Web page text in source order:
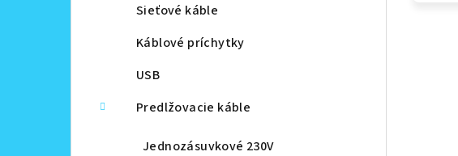
Sieťové káble
Káblové príchytky
USB
Predlžovacie káble
Jednozásuvkové 230V